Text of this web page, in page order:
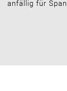
anfällig für